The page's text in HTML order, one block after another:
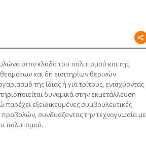
στον κλάδο του πολιτισμού και της
και δη εισιτηρίων θερινών
της ίδιας ή για τρίτους, ενισχύοντας
δυναμικά στην εκμετάλλευση
εξειδικευμένες συμβουλευτικές
συνδυάζοντας την τεχνογνωσία με
πολιτισμού.